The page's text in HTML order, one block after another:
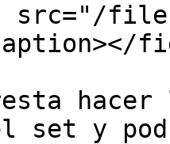
files/
hacer
set y